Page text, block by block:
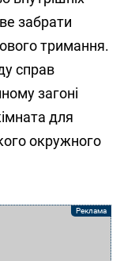
забрати
тримання.
справ
загоні
для
окружного